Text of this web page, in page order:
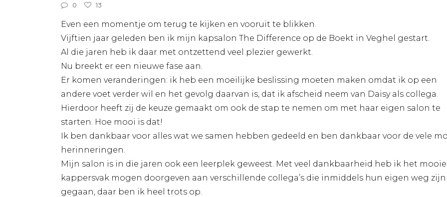
0 13
Even een momentje om terug te kijken en vooruit te blikken.
Vijftien jaar geleden ben ik mijn kapsalon The Difference op de Boekt in Veghel gestart.
Al die jaren heb ik daar met ontzettend veel plezier gewerkt.
Nu breekt er een nieuwe fase aan.
Er komen veranderingen: ik heb een moeilijke beslissing moeten maken omdat ik op een
andere voet verder wil en het gevolg daarvan is, dat ik afscheid neem van Daisy als collega.
Hierdoor heeft zij de keuze gemaakt om ook de stap te nemen om met haar eigen salon te
starten. Hoe mooi is dat!
Ik ben dankbaar voor alles wat we samen hebben gedeeld en ben dankbaar voor de vele
herinneringen.
Mijn salon is in die jaren ook een leerplek geweest. Met veel dankbaarheid heb ik het mooie
kappersvak mogen doorgeven aan verschillende collega’s die inmiddels hun eigen weg zijn
gegaan, daar ben ik heel trots op.